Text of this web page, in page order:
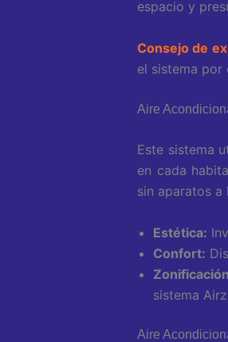
espacio y
Consejo de
el sistema por
Aire
Este sistema
en cada
sin aparatos a
Estética:
Confort:
sistema
Aire